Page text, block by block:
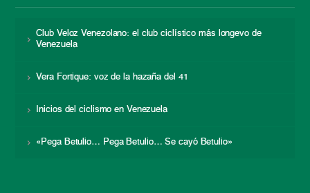
Club Veloz Venezolano: el club ciclístico más longevo de
Venezuela
Vera Fortique: voz de la hazaña del 41
Inicios del ciclismo en Venezuela
«Pega Betulio… Pega Betulio… Se cayó Betulio»